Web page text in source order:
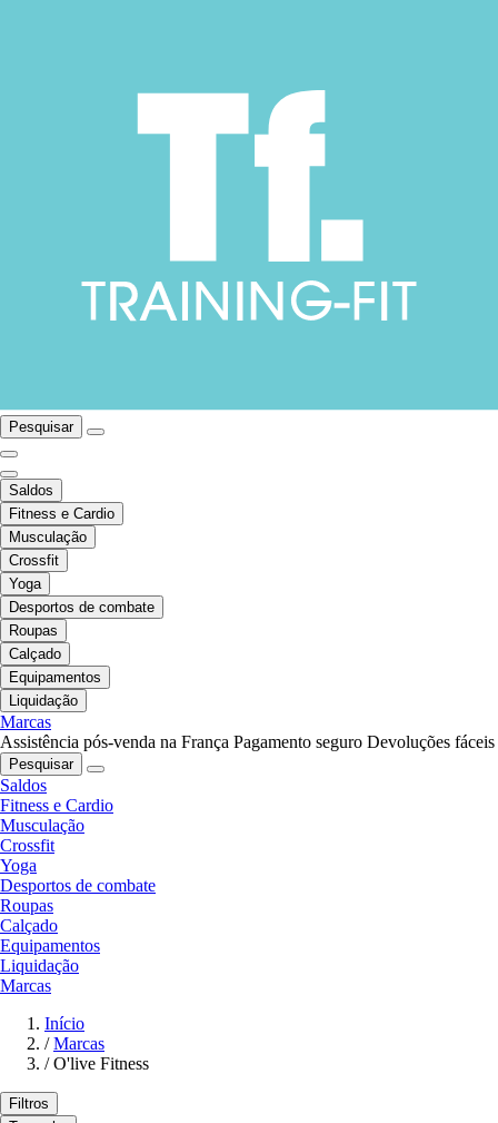
Pesquisar
Saldos
Fitness e Cardio
Musculação
Crossfit
Yoga
Desportos de combate
Roupas
Calçado
Equipamentos
Liquidação
Marcas
Assistência pós-venda na França Pagamento seguro Devoluções fáceis
Pesquisar
Saldos
Fitness e Cardio
Musculação
Crossfit
Yoga
Desportos de combate
Roupas
Calçado
Equipamentos
Liquidação
Marcas
Início
/ Marcas
/ O'live Fitness
Filtros